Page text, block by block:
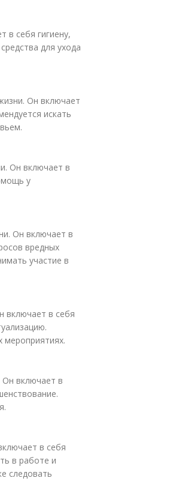
в себя гигиену,
для ухода
Он включает
искать
Он включает в
у
Он включает в
вредных
участие в
включает в себя
мероприятиях.
Он включает в
в себя
в работе и
следовать